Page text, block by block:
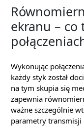
ekranu – co
Wykonując
każdy styk został
na tym skupia się
zapewnia
ważne szczególnie
parametry transmisji